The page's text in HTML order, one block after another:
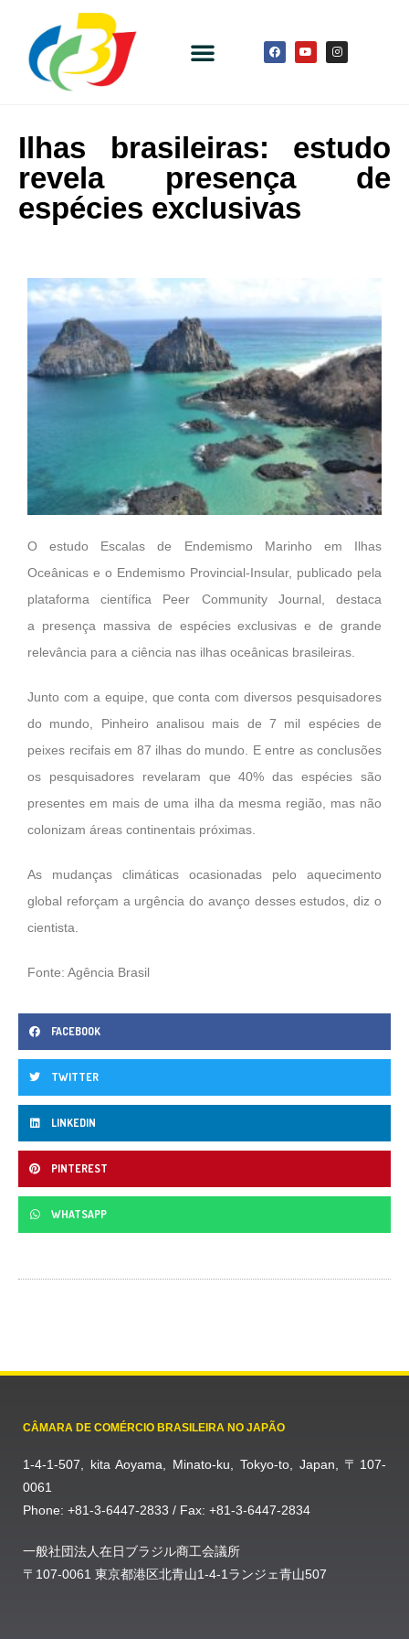
Ilhas brasileiras: estudo
revela presença de
espécies exclusivas
O estudo Escalas de Endemismo Marinho em Ilhas
Oceânicas e o Endemismo Provincial-Insular, publicado pela
plataforma científica Peer Community Journal, destaca
a presença massiva de espécies exclusivas e de grande
relevância para a ciência nas ilhas oceânicas brasileiras.
Junto com a equipe, que conta com diversos pesquisadores
do mundo, Pinheiro analisou mais de 7 mil espécies de
peixes recifais em 87 ilhas do mundo. E entre as conclusões
os pesquisadores revelaram que 40% das espécies são
presentes em mais de uma ilha da mesma região, mas não
colonizam áreas continentais próximas.
As mudanças climáticas ocasionadas pelo aquecimento
global reforçam a urgência do avanço desses estudos, diz o
cientista.
Fonte: Agência Brasil
FACEBOOK
TWITTER
LINKEDIN
PINTEREST
WHATSAPP
CÂMARA DE COMÉRCIO BRASILEIRA NO JAPÃO
1-4-1-507, kita Aoyama, Minato-ku, Tokyo-to, Japan, 〒107-
0061
Phone: +81-3-6447-2833 / Fax: +81-3-6447-2834
一般社団法人在日ブラジル商工会議所
〒107-0061 東京都港区北青山1-4-1ランジェ青山507